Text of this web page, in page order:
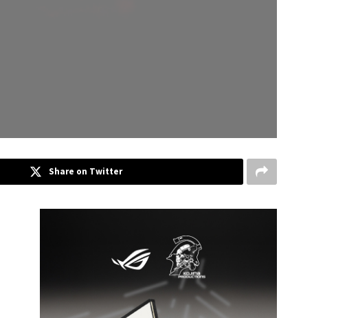
Share on Twitter